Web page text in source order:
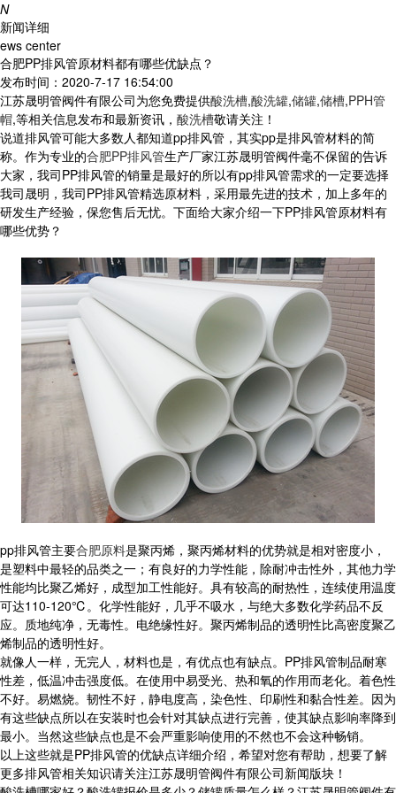
N
新闻详细
ews center
合肥PP排风管原材料都有哪些优缺点？
发布时间：2020-7-17 16:54:00
江苏晟明管阀件有限公司为您免费提供酸洗槽,酸洗罐,储罐,储槽,PPH管
帽,等相关信息发布和最新资讯， 酸洗槽敬请关注！
说道排风管可能大多数人都知道pp排风管，其实pp是排风管材料的简
称。作为专业的合肥PP排风管生产厂家江苏晟明管阀件毫不保留的告诉
大家，我司PP排风管的销量是最好的所以有pp排风管需求的一定要选择
我司晟明，我司PP排风管精选原材料，采用最先进的技术，加上多年的
研发生产经验，保您售后无忧。下面给大家介绍一下PP排风管原材料有
哪些优势？
pp排风管主要合肥原料是聚丙烯，聚丙烯材料的优势就是相对密度小，
是塑料中最轻的品类之一；有良好的力学性能，除耐冲击性外，其他力学
性能均比聚乙烯好，成型加工性能好。具有较高的耐热性，连续使用温度
可达110-120℃。化学性能好，几乎不吸水，与绝大多数化学药品不反
应。质地纯净，无毒性。电绝缘性好。聚丙烯制品的透明性比高密度聚乙
烯制品的透明性好。
就像人一样，无完人，材料也是，有优点也有缺点。PP排风管制品耐寒
性差，低温冲击强度低。在使用中易受光、热和氧的作用而老化。着色性
不好。易燃烧。韧性不好，静电度高，染色性、印刷性和黏合性差。因为
有这些缺点所以在安装时也会针对其缺点进行完善，使其缺点影响率降到
最小。当然这些缺点也是不会严重影响使用的不然也不会这种畅销。
以上这些就是PP排风管的优缺点详细介绍，希望对您有帮助，想要了解
更多排风管相关知识请关注江苏晟明管阀件有限公司新闻版块！